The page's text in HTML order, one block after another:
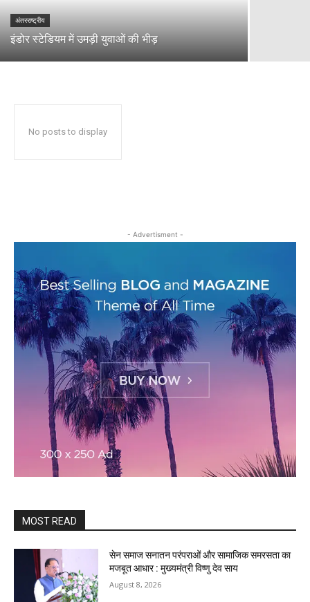
अंतरराष्ट्रीय
इंडोर स्टेडियम में उमड़ी युवाओं की भीड़
No posts to display
- Advertisment -
MOST READ
सेन समाज सनातन परंपराओं और सामाजिक समरसता का
मजबूत आधार : मुख्यमंत्री विष्णु देव साय
August 8, 2026